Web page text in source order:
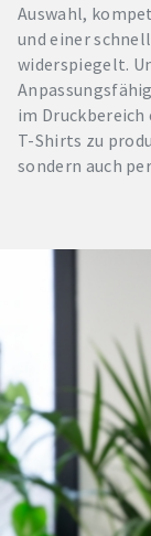
Auswahl,
und einer
widerspiegelt.
im
T-Shirts zu
sondern auch